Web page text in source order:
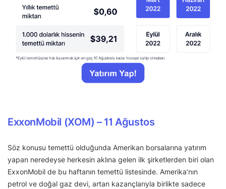
ExxonMobil (XOM) – 11 Ağustos
Söz konusu temettü olduğunda Amerikan borsalarına yatırım
yapan neredeyse herkesin aklına gelen ilk şirketlerden biri olan
ExxonMobil de bu haftanın temettü listesinde. Amerika’nın
petrol ve doğal gaz devi, artan kazançlarıyla birlikte sadece